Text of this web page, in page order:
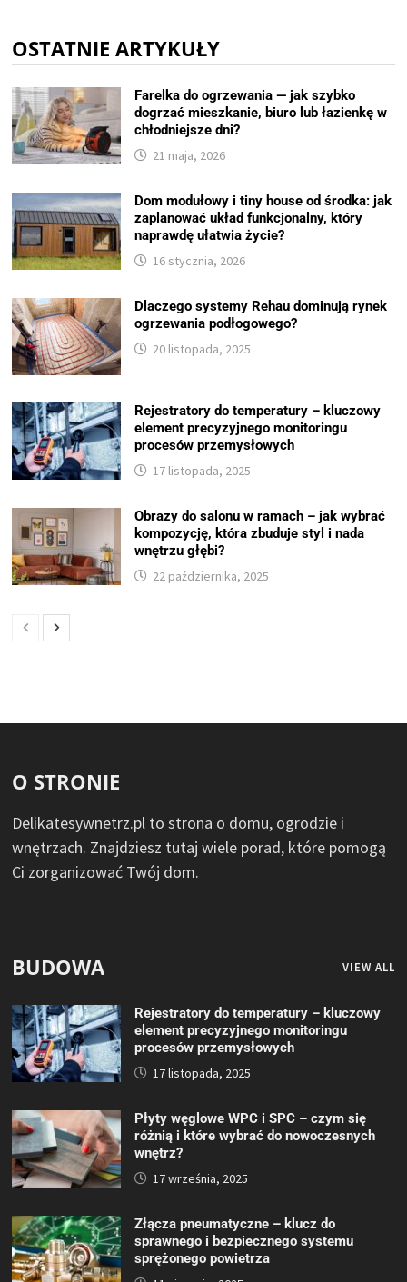
OSTATNIE ARTYKUŁY
Farelka do ogrzewania — jak szybko
dogrzać mieszkanie, biuro lub łazienkę w
chłodniejsze dni?
21 maja, 2026
Dom modułowy i tiny house od środka: jak
zaplanować układ funkcjonalny, który
naprawdę ułatwia życie?
16 stycznia, 2026
Dlaczego systemy Rehau dominują rynek
ogrzewania podłogowego?
20 listopada, 2025
Rejestratory do temperatury – kluczowy
element precyzyjnego monitoringu
procesów przemysłowych
17 listopada, 2025
Obrazy do salonu w ramach – jak wybrać
kompozycję, która zbuduje styl i nada
wnętrzu głębi?
22 października, 2025
O STRONIE
Delikatesywnetrz.pl to strona o domu, ogrodzie i
wnętrzach. Znajdziesz tutaj wiele porad, które pomogą
Ci zorganizować Twój dom.
BUDOWA VIEW ALL
Rejestratory do temperatury – kluczowy
element precyzyjnego monitoringu
procesów przemysłowych
17 listopada, 2025
Płyty węglowe WPC i SPC – czym się
różnią i które wybrać do nowoczesnych
wnętrz?
17 września, 2025
Złącza pneumatyczne – klucz do
sprawnego i bezpiecznego systemu
sprężonego powietrza